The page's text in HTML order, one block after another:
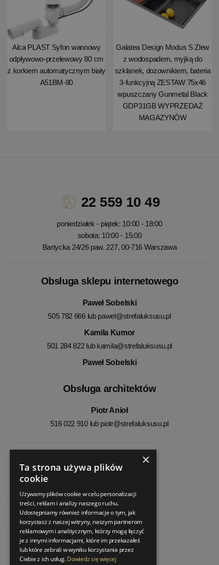
Alca PLAST Syfon wannowy
odpływowo-przelewowy 80 cm
z korkiem automatycznym biały
A51BM-80
Galatea Design Modus S Zlew
z wodospadem, myjką do
szklanek, dozownikiem, bateria
3-funkcyjną ZESTAW 75x46
wpuszczany Gunmetal Black
GDP31GB WYPRZEDAŻ
MAGAZYNÓW
22 559 10 49
poniedziałek - piątek: 10:00 - 18:00
sobota: 10:00 - 15:00
Bartycka 24/26 paw. 227, 00-716 Warszawa
Obsługa sklepu internetowego
Paweł Sobelski
505 782 666 lub pawel@strefaluksusu.pl
Kamila Kumor
501 284 822 lub kamila@strefaluksusu.pl
Paweł Sobelski
Obsługa architektów
Piotr Anioł
516 022 910 lub piotr@strefaluksusu.pl
Pinterest
×
Ta strona używa plików
cookie
Używamy plików cookie w celu personalizacji
treści, reklam i analizy naszego ruchu.
Udostępniamy również informacje o tym, jak
korzystasz z naszej witryny, naszym partnerom
reklamowym i analitycznym, którzy mogą łączyć
je z innymi informacjami, które im przekazałeś
lub które zebrali w wyniku korzystania przez
Ciebie z ich usług.Dowiedz się więcej